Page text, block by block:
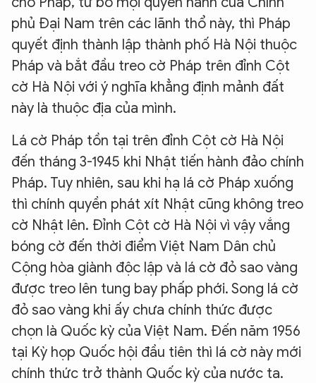
phủ Đại Nam trên các lãnh thổ này, thì Pháp
quyết định thành lập thành phố Hà Nội thuộc
Pháp và bắt đầu treo cờ Pháp trên đỉnh Cột
cờ Hà Nội với ý nghĩa khẳng định mảnh đất
này là thuộc địa của mình.
Lá cờ Pháp tồn tại trên đỉnh Cột cờ Hà Nội
đến tháng 3-1945 khi Nhật tiến hành đảo chính
Pháp. Tuy nhiên, sau khi hạ lá cờ Pháp xuống
thì chính quyền phát xít Nhật cũng không treo
cờ Nhật lên. Đỉnh Cột cờ Hà Nội vì vậy vắng
bóng cờ đến thời điểm Việt Nam Dân chủ
Cộng hòa giành độc lập và lá cờ đỏ sao vàng
được treo lên tung bay phấp phới. Song lá cờ
đỏ sao vàng khi ấy chưa chính thức được
chọn là Quốc kỳ của Việt Nam. Đến năm 1956
tại Kỳ họp Quốc hội đầu tiên thì lá cờ này mới
chính thức trở thành Quốc kỳ của nước ta.